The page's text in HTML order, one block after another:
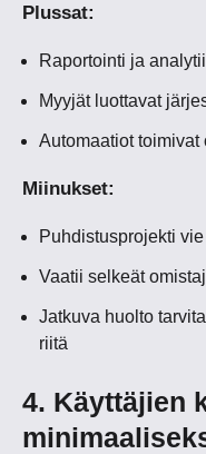
Plussat:
Raportointi ja
Myyjät luottavat
Automaatiot toimivat
Miinukset:
Puhdistusprojekti
Vaatii selkeät
Jatkuva huolto
riitä
4. Käyttäjien